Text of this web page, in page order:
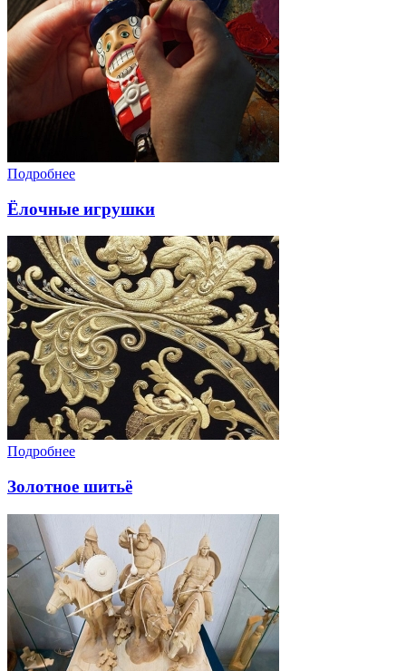
Подробнее
Ёлочные игрушки
Подробнее
Золотное шитьё